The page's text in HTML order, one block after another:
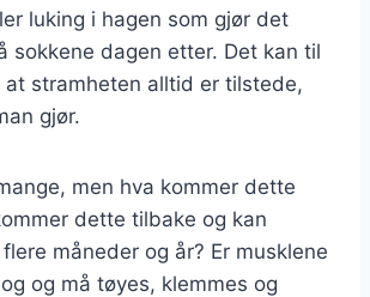
luking i hagen som gjør det
sokkene dagen etter. Det kan til
stramheten alltid er tilstede,
gjør.
men hva kommer dette
dette tilbake og kan
måneder og år? Er musklene
og må tøyes, klemmes og